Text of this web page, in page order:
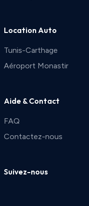
Location Auto
Tunis-Carthage
Aéroport Monastir
Aide & Contact
FAQ
Contactez-nous
Suivez-nous